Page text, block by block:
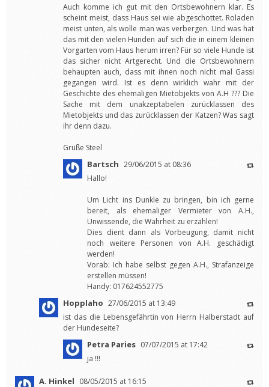
Auch komme ich gut mit den Ortsbewohnern klar. Es
scheint meist, dass Haus sei wie abgeschottet. Roladen
meist unten, als wolle man was verbergen. Und was hat
das mit den vielen Hunden auf sich die in einem kleinen
Vorgarten vom Haus herum irren? Für so viele Hunde ist
das sicher nicht Artgerecht. Und die Ortsbewohnern
behaupten auch, dass mit ihnen noch nicht mal Gassi
gegangen wird. Ist es denn wirklich wahr mit der
Geschichte des ehemaligen Mietobjekts von A.H ??? Die
Sache mit dem unakzeptabelen zurücklassen des
Mietobjekts und das zurücklassen der Katzen? Was sagt
ihr denn dazu.
Grüße Steel
Bartsch 29/06/2015 at 08:36
Hallo!
Um Licht ins Dunkle zu bringen, bin ich gerne
bereit, als ehemaliger Vermieter von A.H.,
Unwissende, die Wahrheit zu erzählen!
Dies dient dann als Vorbeugung, damit nicht
noch weitere Personen von A.H. geschädigt
werden!
Vorab: Ich habe selbst gegen A.H., Strafanzeige
erstellen müssen!
Handy: 017624552775
Hopplaho 27/06/2015 at 13:49
ist das die Lebensgefährtin von Herrn Halberstadt auf
der Hundeseite?
Petra Paries 07/07/2015 at 17:42
ja !!!
A. Hinkel 08/05/2015 at 16:15